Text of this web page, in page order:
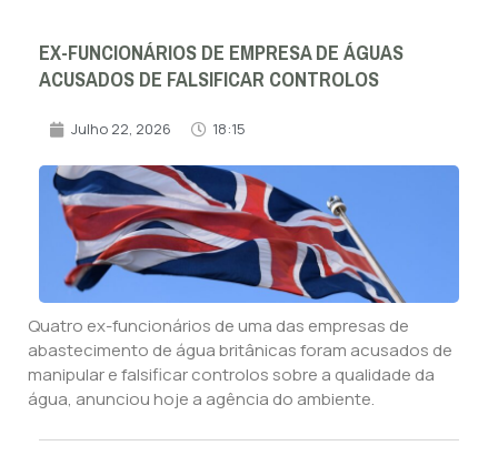
EX-FUNCIONÁRIOS DE EMPRESA DE ÁGUAS
ACUSADOS DE FALSIFICAR CONTROLOS
Julho 22, 2026 18:15
Quatro ex-funcionários de uma das empresas de
abastecimento de água britânicas foram acusados de
manipular e falsificar controlos sobre a qualidade da
água, anunciou hoje a agência do ambiente.